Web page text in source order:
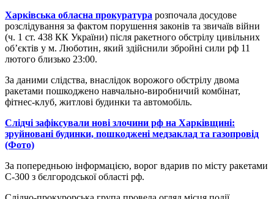
Харківська обласна прокуратура розпочала досудове
розслідування за фактом порушення законів та звичаїв війни
(ч. 1 ст. 438 КК України) після ракетного обстрілу цивільних
об’єктів у м. Люботин, який здійснили збройні сили рф 11
лютого близько 23:00.
За даними слідства, внаслідок ворожого обстрілу двома
ракетами пошкоджено навчально-виробничий комбінат,
фітнес-клуб, житлові будинки та автомобіль.
Слідчі зафіксували нові злочини рф на Харківщині:
зруйновані будинки, пошкоджені медзаклад та газопровід
(Фото)
За попередньою інформацією, ворог вдарив по місту ракетами
С-300 з бєлгородської області рф.